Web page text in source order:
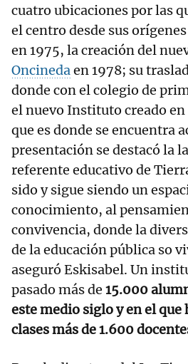
cuatro ubicaciones por las
el centro desde sus
en 1975, la creación del
Oncinedaen 1978; su
donde con el colegio de
el nuevo Instituto creado en
que es donde se encuentra
presentación se destacó la
referente educativo de
sido y sigue siendo un
conocimiento, al
convivencia, donde la
de la educación pública so
aseguró Eskisabel. Un
pasado más de 15.000
este medio siglo y en el
clases más de 1.600